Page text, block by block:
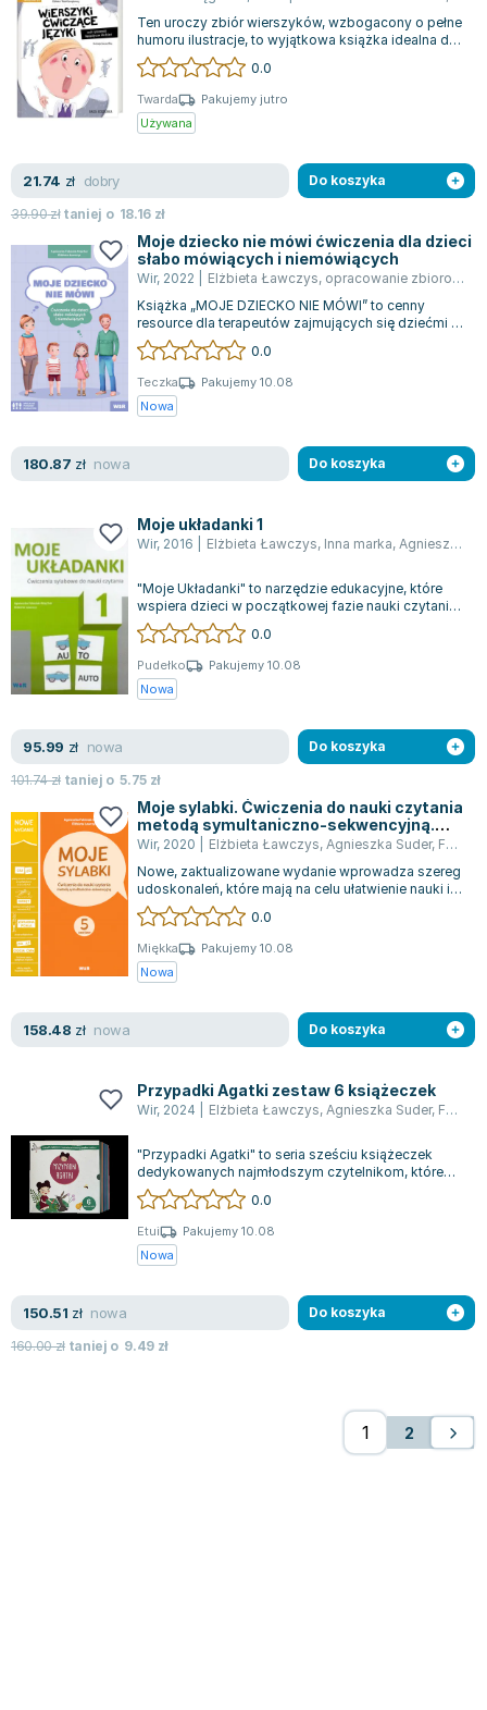
Ten uroczy zbiór wierszyków, wzbogacony o pełne
humoru ilustracje, to wyjątkowa książka idealna do
wspólnego czytania przez dzieci...
0.0
Twarda
Pakujemy jutro
Używana
21.74 zł dobry
39.90złtaniej o 18.16 zł
Do koszyka
Moje dziecko nie mówi ćwiczenia dla dzieci
słabo mówiących i niemówiących
Wir, 2022 Elżbieta Ławczys, opracowanie zbiorowe
Książka „MOJE DZIECKO NIE MÓWI” to cenny
resource dla terapeutów zajmujących się dziećmi z
opóźnionym rozwojem mowy. Ten zestaw ed...
0.0
Teczka
Pakujemy 10.08
Nowa
180.87 zł nowa Do koszyka
Moje układanki 1
Wir, 2016 Elżbieta Ławczys, Inna marka, Agnieszka Suder
"Moje Układanki" to narzędzie edukacyjne, które
wspiera dzieci w początkowej fazie nauki czytania.
Jest szczególnie polecane dla n...
0.0
Pudełko
Pakujemy 10.08
Nowa
95.99 zł nowa
101.74zł taniej o5.75 zł
Do koszyka
Moje sylabki. Ćwiczenia do nauki czytania
metodą symultaniczno-sekwencyjną.
Zestaw 5
Wir, 2020 Elżbieta Ławczys, Agnieszka Suder, Fabisiak-Majcher Agnieszka
Nowe, zaktualizowane wydanie wprowadza szereg
udoskonaleń, które mają na celu ułatwienie nauki i
uczynienie jej bardziej atrakcyjn...
0.0
Miękka
Pakujemy 10.08
Nowa
158.48 zł nowa Do koszyka
Przypadki Agatki zestaw 6 książeczek
Wir, 2024 Elżbieta Ławczys, Agnieszka Suder, Fabisiak-Majcher Agnieszka
"Przypadki Agatki" to seria sześciu książeczek
dedykowanych najmłodszym czytelnikom, które
wprowadzają dzieci w świat przypadków j...
0.0
Etui
Pakujemy 10.08
Nowa
150.51 zł nowa
160.00zł taniej o 9.49 zł
Do koszyka
2